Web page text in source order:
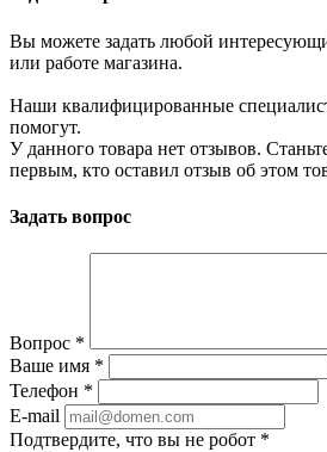
Вы можете задать любой
или работе магазина.
Наши квалифицированные
помогут.
У данного товара нет отзывов.
первым, кто оставил отзыв об этом
Задать вопрос
Вопрос *
Ваше имя *
Телефон *
E-mail
Подтвердите, что вы не робот *